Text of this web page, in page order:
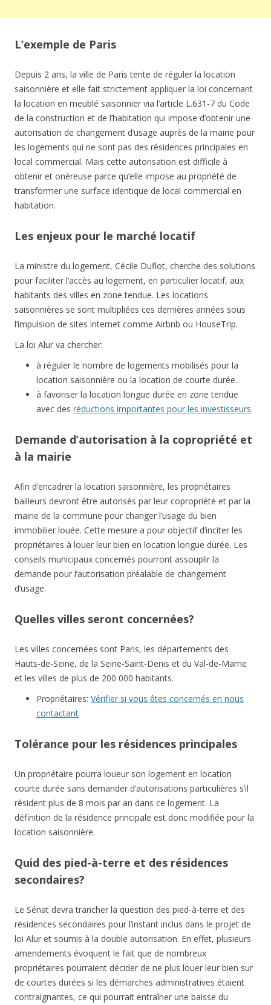
L’exemple de Paris
Depuis 2 ans, la ville de Paris tente de réguler la location
saisonnière et elle fait strictement appliquer la loi concernant
la location en meublé saisonnier via l’article L.631-7 du Code
de la construction et de l’habitation qui impose d’obtenir une
autorisation de changement d’usage auprès de la mairie pour
les logements qui ne sont pas des résidences principales en
local commercial. Mais cette autorisation est difficile à
obtenir et onéreuse parce qu’elle impose au propriété de
transformer une surface identique de local commercial en
habitation.
Les enjeux pour le marché locatif
La ministre du logement, Cécile Duflot, cherche des solutions
pour faciliter l’accès au logement, en particulier locatif, aux
habitants des villes en zone tendue. Les locations
saisonnières se sont multipliées ces dernières années sous
l’impulsion de sites internet comme Airbnb ou HouseTrip.
La loi Alur va chercher:
à réguler le nombre de logements mobilisés pour la
location saisonnière ou la location de courte durée.
à favoriser la location longue durée en zone tendue
avec des réductions importantes pour les investisseurs.
Demande d’autorisation à la copropriété et
à la mairie
Afin d’encadrer la location saisonnière, les propriétaires
bailleurs devront être autorisés par leur copropriété et par la
mairie de la commune pour changer l’usage du bien
immobilier louée. Cette mesure a pour objectif d’inciter les
propriétaires à louer leur bien en location longue durée. Les
conseils municipaux concernés pourront assouplir la
demande pour l’autorisation préalable de changement
d’usage.
Quelles villes seront concernées?
Les villes concernées sont Paris, les départements des
Hauts-de-Seine, de la Seine-Saint-Denis et du Val-de-Marne
et les villes de plus de 200 000 habitants.
Propriétaires: Vérifier si vous êtes concernés en nous
contactant
Tolérance pour les résidences principales
Un propriétaire pourra loueur son logement en location
courte durée sans demander d’autorisations particulières s’il
résident plus de 8 mois par an dans ce logement. La
définition de la résidence principale est donc modifiée pour la
location saisonnière.
Quid des pied-à-terre et des résidences
secondaires?
Le Sénat devra trancher la question des pied-à-terre et des
résidences secondaires pour l’instant inclus dans le projet de
loi Alur et soumis à la double autorisation. En effet, plusieurs
amendements évoquent le fait que de nombreux
propriétaires pourraient décider de ne plus louer leur bien sur
de courtes durées si les démarches administratives étaient
contraignantes, ce qui pourrait entraîner une baisse du